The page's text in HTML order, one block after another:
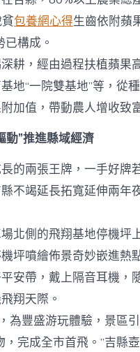
包養網心得生齒依附蘋
構成。
，經由過程扶植蘋果
地“一院雙基地”等，從
加值，帶動農人增收致
動”推進縣域經濟
的兩張王牌，一手好牌
不竭延長拓寬延伸兩年
側的飛翔基地停機坪
坪噴繪佈景奇妙嵌進熱
安帶，戴上隔音耳機，
翔天際。
豐盛游玩體驗，景區
，完成全市首飛。”吉縣